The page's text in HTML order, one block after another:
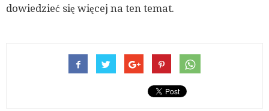
dowiedzieć się więcej na ten temat.